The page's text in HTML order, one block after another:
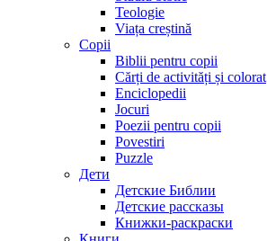
Teologie
Viața creștină
Copii
Biblii pentru copii
Cărți de activități și colorat
Enciclopedii
Jocuri
Poezii pentru copii
Povestiri
Puzzle
Дети
Детские Библии
Детские рассказы
Книжки-раскраски